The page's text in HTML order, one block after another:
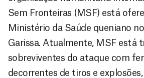
Sem Fronteiras (MSF) está
Ministério da Saúde queniano
Garissa. Atualmente, MSF está
sobreviventes do ataque com
decorrentes de tiros e